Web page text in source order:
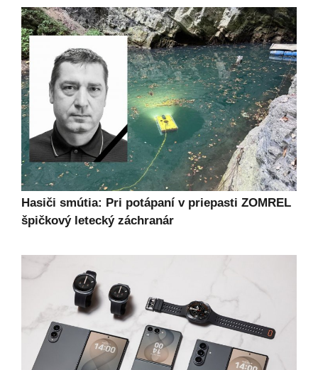
Hasiči smútia: Pri potápaní v priepasti ZOMREL
špičkový letecký záchranár